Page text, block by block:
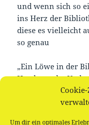
Um dir ein optimales
und wenn sich so
ins Herz der
diese es vielleicht
so genau
„Ein Löwe in der
Hawkes – dtv
Nach dem